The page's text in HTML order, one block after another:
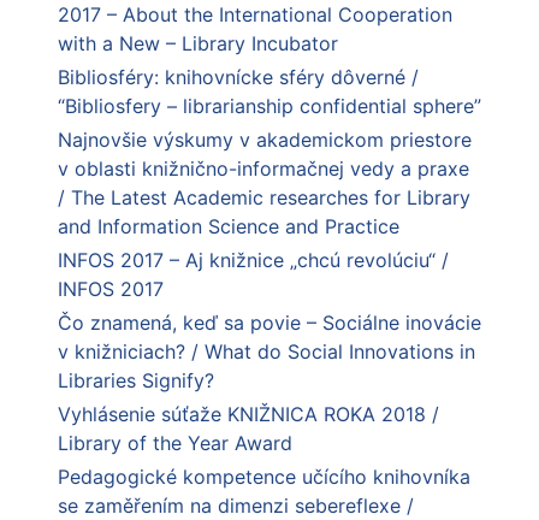
2017 – About the International Cooperation
with a New – Library Incubator
Bibliosféry: knihovnícke sféry dôverné /
“Bibliosfery – librarianship confidential sphere”
Najnovšie výskumy v akademickom priestore
v oblasti knižnično-informačnej vedy a praxe
/ The Latest Academic researches for Library
and Information Science and Practice
INFOS 2017 – Aj knižnice „chcú revolúciu“ /
INFOS 2017
Čo znamená, keď sa povie – Sociálne inovácie
v knižniciach? / What do Social Innovations in
Libraries Signify?
Vyhlásenie súťaže KNIŽNICA ROKA 2018 /
Library of the Year Award
Pedagogické kompetence učícího knihovníka
se zaměřením na dimenzi sebereflexe /